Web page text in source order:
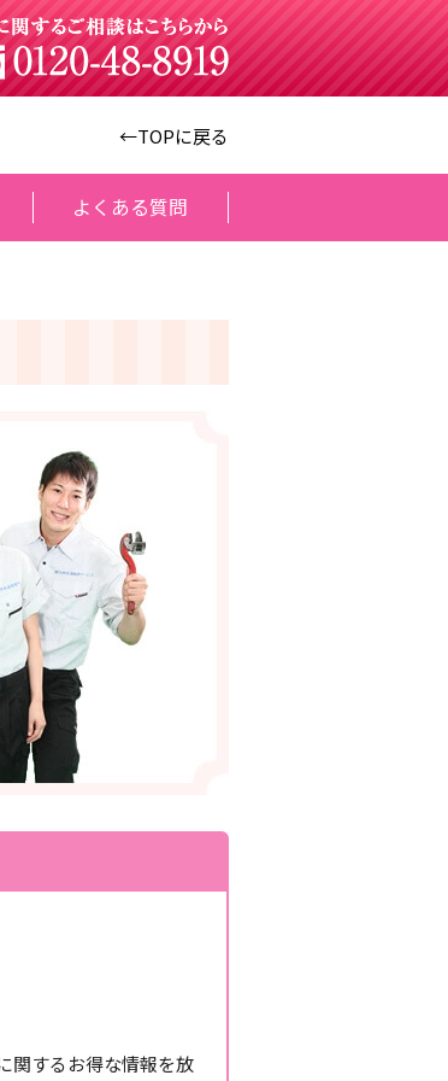
←TOPに戻る
よくある質問
関するお得な情報を放